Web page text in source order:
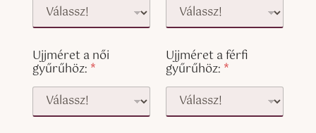
Ujjméret a női
gyűrűhöz: *
Ujjméret a férfi
gyűrűhöz: *